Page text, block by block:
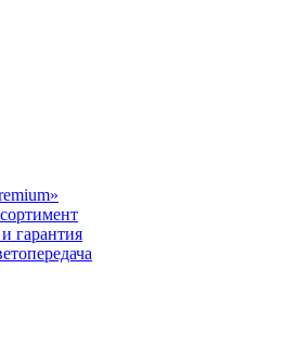
гарантия